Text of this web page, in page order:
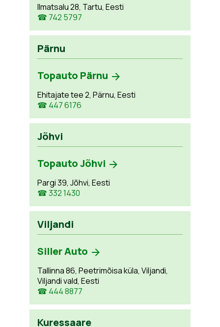
Ilmatsalu 28, Tartu, Eesti
☎ 742 5797
Pärnu
Topauto Pärnu
Ehitajate tee 2, Pärnu, Eesti
☎ 447 6176
Jõhvi
Topauto Jõhvi
Pargi 39, Jõhvi, Eesti
☎ 332 1430
Viljandi
Siller Auto
Tallinna 86, Peetrimõisa küla, Viljandi,
Viljandi vald, Eesti
☎ 444 8877
Kuressaare